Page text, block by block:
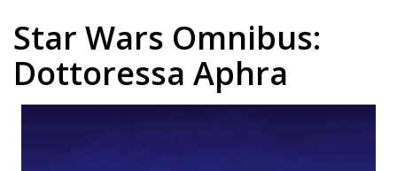
Star Wars Omnibus:
Dottoressa Aphra